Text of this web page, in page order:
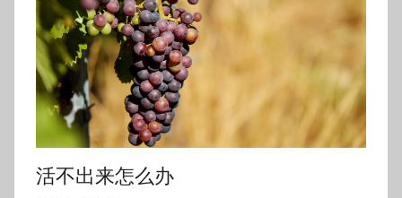
活不出来怎么办